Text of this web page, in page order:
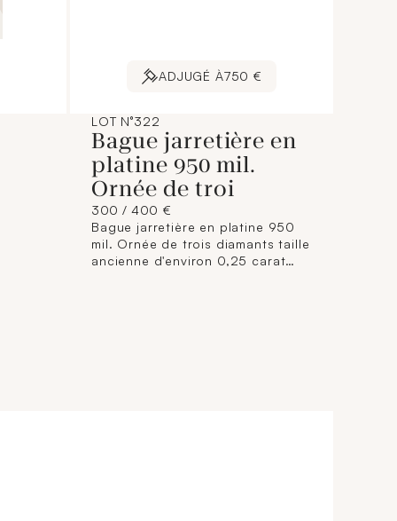
ADJUGÉ À750 €
LOT N°322
Bague jarretière en
platine 950 mil.
Ornée de troi
300 / 400 €
Bague jarretière en platine 950
mil. Ornée de trois diamants taille
ancienne d'environ 0,25 carat